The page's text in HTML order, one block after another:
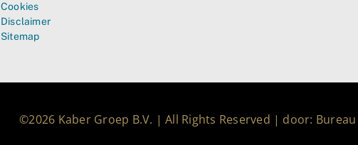
Cookies
Disclaimer
Sitemap
©2026 Kaber Groep B.V. | All Rights Reserved | door: